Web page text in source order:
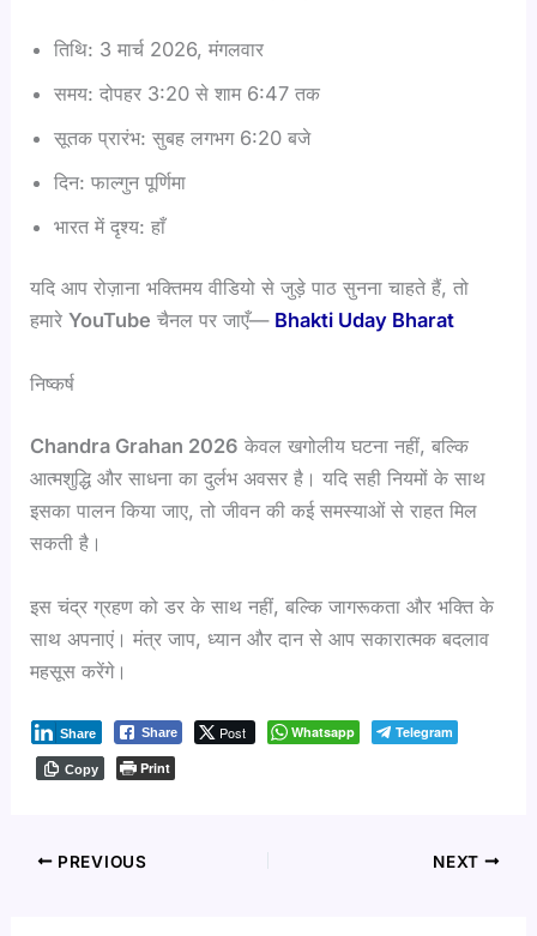
तिथि: 3 मार्च 2026, मंगलवार
समय: दोपहर 3:20 से शाम 6:47 तक
सूतक प्रारंभ: सुबह लगभग 6:20 बजे
दिन: फाल्गुन पूर्णिमा
भारत में दृश्य: हाँ
यदि आप रोज़ाना भक्तिमय वीडियो से जुड़े पाठ सुनना चाहते हैं, तो
हमारेYouTube चैनल पर जाएँ— Bhakti Uday Bharat
निष्कर्ष
Chandra Grahan 2026 केवल खगोलीय घटना नहीं, बल्कि
आत्मशुद्धि और साधना का दुर्लभ अवसर है। यदि सही नियमों के साथ
इसका पालन किया जाए, तो जीवन की कई समस्याओं से राहत मिल
सकती है।
इस चंद्र ग्रहण को डर के साथ नहीं, बल्कि जागरूकता और भक्ति के
साथ अपनाएं। मंत्र जाप, ध्यान और दान से आप सकारात्मक बदलाव
महसूस करेंगे।
Share Post
Share Whatsapp Telegram
Copy Print
PREVIOUS NEXT